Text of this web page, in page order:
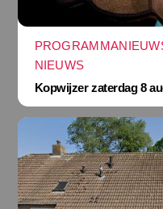
NIEUWS
Kopwijzer zaterdag 8